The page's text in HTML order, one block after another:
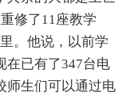
修了11座教学
。他说，以前学
在已有了347台电
师生们可以通过电